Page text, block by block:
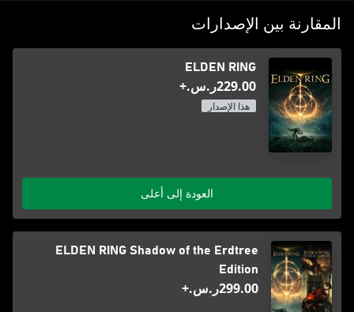
المقارنة بين الإصدارات
ELDEN RING
‪ر.س.‏‎229.00‬+
هذا الإصدار
العودة إلى أعلى
ELDEN RING Shadow of the Erdtree
Edition
‪ر.س.‏‎299.00‬+